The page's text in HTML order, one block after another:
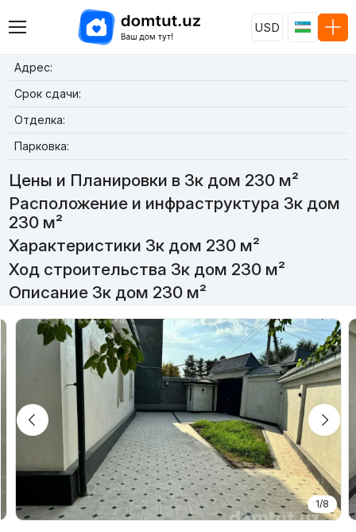
USD
Адрес:
Срок сдачи:
Отделка:
Парковка:
Цены и Планировки в 3к дом 230 м²
Расположение и инфраструктура 3к дом
230 м²
Характеристики 3к дом 230 м²
Ход строительства 3к дом 230 м²
Описание 3к дом 230 м²
1/8